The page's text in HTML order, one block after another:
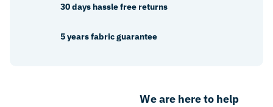
the
page
We are here to help
30 days hassle free returns
5 years fabric guarantee